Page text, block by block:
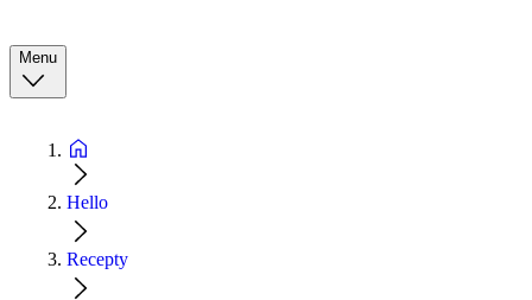
Menu
Hello
Recepty